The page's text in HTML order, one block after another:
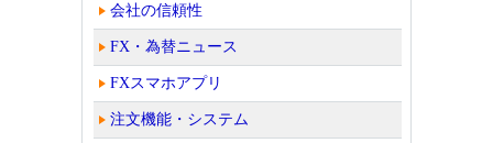
会社の信頼性
FX・為替ニュース
FXスマホアプリ
注文機能・システム